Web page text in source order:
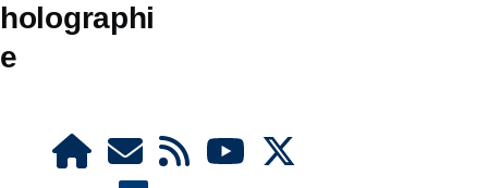
holographi
e